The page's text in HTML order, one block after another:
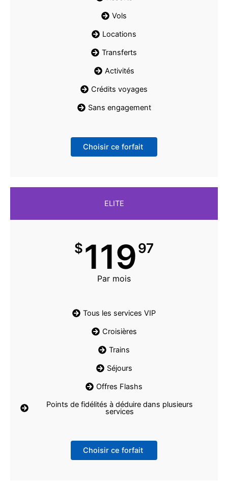
Vols
Locations
Transferts
Activités
Crédits voyages
Sans engagement
Choisir ce forfait
ELITE
$11997
Par mois
Tous les services VIP
Croisières
Trains
Séjours
Offres Flashs
Points de fidélités à déduire dans plusieurs
services
Choisir ce forfait